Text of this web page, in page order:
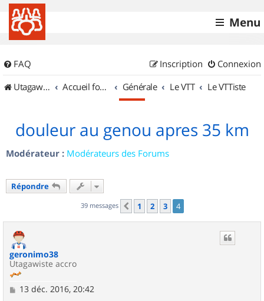
Menu
FAQ Connexion
Inscription
UtagawaVTT (Randos VTT et VTTAE avec traces GPS)
Accueil forum Générale Le VTT Le VTTiste
douleur au genou apres 35 km
Modérateur : Modérateurs des Forums
Répondre
39 messages Précédent
1 2 3 4
geronimo38
Utagawiste accro
M13 déc. 2016, 20:42